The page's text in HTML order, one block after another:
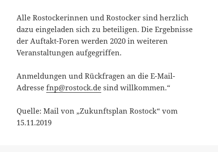
Alle Rostockerinnen und Rostocker sind herzlich
dazu eingeladen sich zu beteiligen. Die Ergebnisse
der Auftakt-Foren werden 2020 in weiteren
Veranstaltungen aufgegriffen.
Anmeldungen und Rückfragen an die E-Mail-
Adressefnp@rostock.de sind willkommen.“
Quelle: Mail von „Zukunftsplan Rostock“ vom
15.11.2019